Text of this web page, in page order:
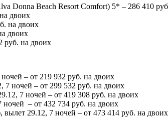
Donna Beach Resort Comfort) 5* – 286 410
двоих
на двоих
двоих
руб. на двоих
– от 219 932 руб. на двоих
7 ночей – от 299 532 руб. на двоих
7 ночей – от 419 308 руб. на двоих
– от 432 734 руб. на двоих
29.12, 7 ночей – от 473 414 руб. на двоих